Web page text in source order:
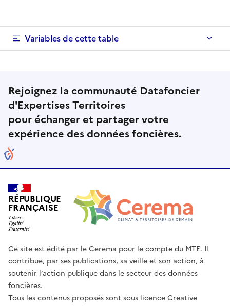
Variables de cette table
Rejoignez la communauté Datafoncier
d'Expertises Territoires
pour échanger et partager votre
expérience des données foncières.
RÉPUBLIQUE
FRANÇAISE
Ce site est édité par le Cerema pour le compte du MTE. Il
contribue, par ses publications, sa veille et son action, à
soutenir l’action publique dans le secteur des données
foncières.
Tous les contenus proposés sont sous licence Creative